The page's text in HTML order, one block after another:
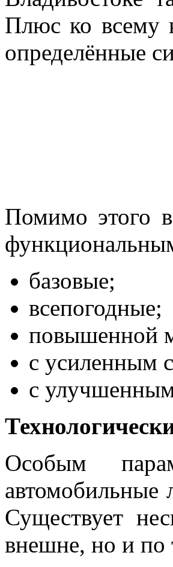
Плюс ко всему
определённые
Помимо этого
базовые;
всепогодные;
повышенной
с усиленным
с
Особым
автомобильные
Существует
внешне, но и по